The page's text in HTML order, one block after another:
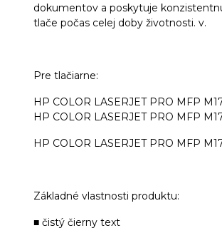
dokumentov a poskytuje
tlače počas celej doby životnosti. v.
Pre tlačiarne:
HP COLOR LASERJET PRO MFP
HP COLOR LASERJET PRO MFP
HP COLOR LASERJET PRO MFP
Základné vlastnosti produktu:
■ čistý čierny text